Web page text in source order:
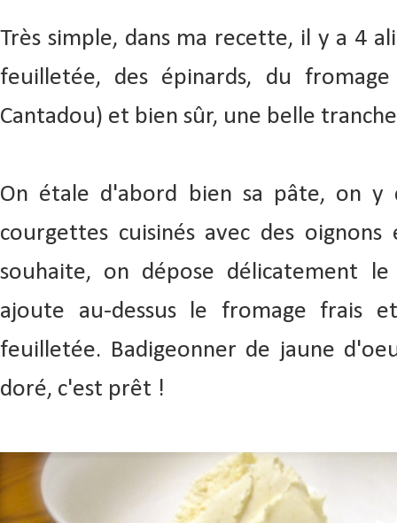
Très simple, dans ma recette, il y a 4
feuilletée, des épinards, du
Cantadou) et bien sûr, une belle
On étale d'abord bien sa pâte, on y
courgettes cuisinés avec des
souhaite, on dépose délicatement
ajoute au-dessus le fromage frais
feuilletée. Badigeonner de jaune
doré, c'est prêt !